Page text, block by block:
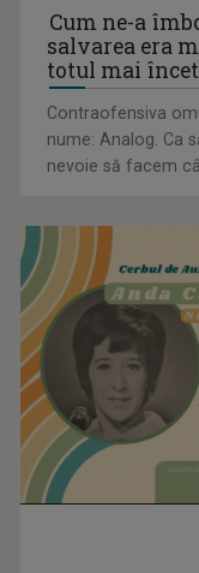
Cum ne-a
salvarea era
totul mai
Contraofensiva
nume: Analog. Ca
nevoie să facem